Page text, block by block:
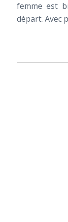
femme est
départ. Avec